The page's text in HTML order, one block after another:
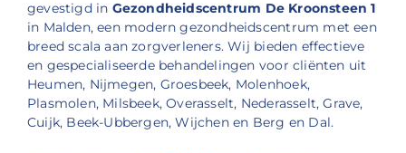
gevestigd in Gezondheidscentrum De Kroonsteen 1
in Malden, een modern gezondheidscentrum met een
breed scala aan zorgverleners. Wij bieden effectieve
en gespecialiseerde behandelingen voor cliënten uit
Heumen, Nijmegen, Groesbeek, Molenhoek,
Plasmolen, Milsbeek, Overasselt, Nederasselt, Grave,
Cuijk, Beek-Ubbergen, Wijchen en Berg en Dal.